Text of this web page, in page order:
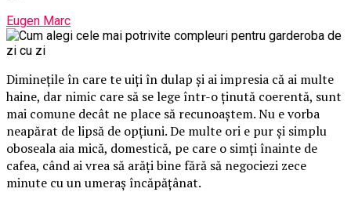
Eugen Marc
Diminețile în care te uiți în dulap și ai impresia că ai multe
haine, dar nimic care să se lege într-o ținută coerentă, sunt
mai comune decât ne place să recunoaștem. Nu e vorba
neapărat de lipsă de opțiuni. De multe ori e pur și simplu
oboseala aia mică, domestică, pe care o simți înainte de
cafea, când ai vrea să arăți bine fără să negociezi zece
minute cu un umeraș încăpățânat.